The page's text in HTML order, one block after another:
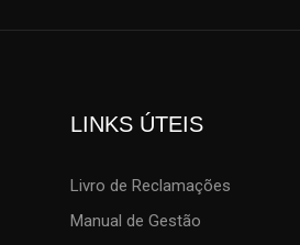
LINKS ÚTEIS
Livro de Reclamações
Manual de Gestão